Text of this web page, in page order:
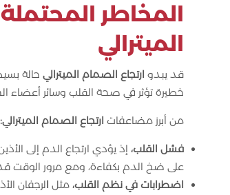
المخاطر
الميترالي
قد يبدو ارتجاع الصمام الميترالي حالة
خطيرة تؤثر في صحة القلب وسائر أعضاء
من أبرز مضاعفات ارتجاع الصمام الميترالي:
فشل القلب، إذ يؤدي ارتجاع الدم إلى
على ضخ الدم بكفاءة، ومع مرور الوقت
اضطرابات في نظم القلب، مثل الرجفان